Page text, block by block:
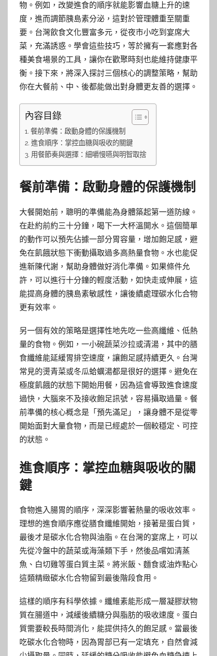
物。例如，改變進食的順序就能影響血糖上升的速
度，進而調節胰島素分泌，這對於管理體重至關重
要。台灣飲食文化豐富多元，從夜市小吃到宴席大
菜，充滿誘惑。學會這些技巧，等於擁有一套應對各
種美食場景的工具，讓你在歡聚時刻也能維持健康平
衡。接下來，將深入探討三個核心的調整策略，幫助
你在大餐前、中、後都能做出對身體更友善的選擇。
內容目錄
餐前準備：啟動身體的保護機制
進食順序：掌控血糖與吸收的關鍵
用餐節奏與選擇：細嚼慢嚥與明智取捨
餐前準備：啟動身體的保護機制
大餐開始前，聰明的準備能為身體築起第一道防線。
在赴約前約三十分鐘，喝下一大杯溫開水。這個簡單
的動作可以預先佔據一部分胃容量，增加飽足感，避
免在飢餓狀態下衝動攝取過多高熱量食物。水也能促
進新陳代謝，幫助身體做好消化準備。如果條件允
許，可以進行十分鐘的輕度活動，如快走或伸展，這
能提高身體的胰島素敏感性，讓後續處理碳水化合物
更有效率。
另一個有效的策略是選擇性地先吃一些高纖維、低熱
量的食物。例如，一小碗蔬菜沙拉或清湯，其中的膳
食纖維能延緩胃排空速度，讓飽足感持續更久。台灣
常見的燙青菜或冬瓜蛤蠣湯都是很好的選擇。避免在
極度飢餓的狀態下開始用餐，因為這會導致進食速度
過快，大腦來不及接收飽足訊號，容易攝取過量。餐
前準備的核心概念是「預先滿足」，讓身體不是從零
開始面對大量食物，而是已經處於一個較穩定、可控
的狀態。
進食順序：掌控血糖與吸收的關
鍵
食物進入腸胃的順序，深深影響著熱量的吸收效率。
理想的進食順序應從膳食纖維開始，接著是蛋白質，
最後才是碳水化合物與油脂。在台灣的宴席上，可以
先從冷盤中的蔬菜或海藻類下手，然後品嚐如清蒸
魚、白切雞等蛋白質主菜。將米飯、麵食或油炸點心
這類精緻碳水化合物留到最後階段食用。
這樣的順序有科學依據。纖維素能形成一層凝膠狀物
質在腸道中，減緩後續糖分與脂肪的吸收速度。蛋白
質需要較長時間消化，能提供持久的飽足感。當最後
吃碳水化合物時，因為胃部已有一定填充，自然會減